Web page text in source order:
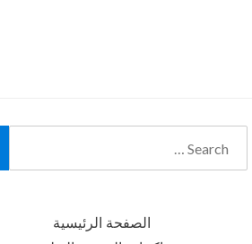
الصفحة الرئيسية